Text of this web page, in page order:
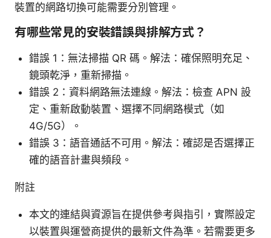
裝置的網路切換可能需要分別管理。
有哪些常見的安裝錯誤與排解方式？
錯誤 1：無法掃描 QR 碼。解法：確保照明充足、
鏡頭乾淨，重新掃描。
錯誤 2：資料網路無法連線。解法：檢查 APN 設
定、重新啟動裝置、選擇不同網路模式（如
4G/5G）。
錯誤 3：語音通話不可用。解法：確認是否選擇正
確的語音計畫與頻段。
附註
本文的連結與資源旨在提供參考與指引，實際設定
以裝置與運營商提供的最新文件為準。若需要更多